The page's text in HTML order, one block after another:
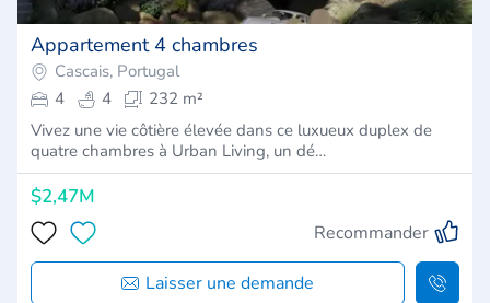
Appartement 4 chambres
Cascais, Portugal
4
4
232 m²
Vivez une vie côtière élevée dans ce luxueux duplex de
quatre chambres à Urban Living, un dé…
$2,47M
Recommander
Laisser une demande